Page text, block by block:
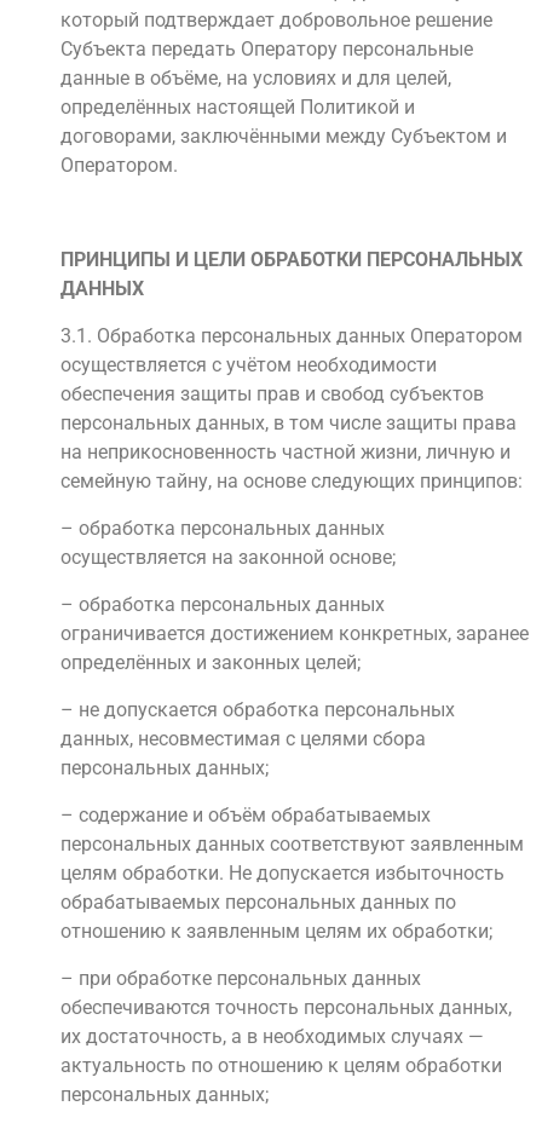
который подтверждает добровольное решение
Субъекта передать Оператору персональные
данные в объёме, на условиях и для целей,
определённых настоящей Политикой и
договорами, заключёнными между Субъектом и
Оператором.
ПРИНЦИПЫ И ЦЕЛИ ОБРАБОТКИ ПЕРСОНАЛЬНЫХ
ДАННЫХ
3.1. Обработка персональных данных Оператором
осуществляется с учётом необходимости
обеспечения защиты прав и свобод субъектов
персональных данных, в том числе защиты права
на неприкосновенность частной жизни, личную и
семейную тайну, на основе следующих принципов:
– обработка персональных данных
осуществляется на законной основе;
– обработка персональных данных
ограничивается достижением конкретных, заранее
определённых и законных целей;
– не допускается обработка персональных
данных, несовместимая с целями сбора
персональных данных;
– содержание и объём обрабатываемых
персональных данных соответствуют заявленным
целям обработки. Не допускается избыточность
обрабатываемых персональных данных по
отношению к заявленным целям их обработки;
– при обработке персональных данных
обеспечиваются точность персональных данных,
их достаточность, а в необходимых случаях —
актуальность по отношению к целям обработки
персональных данных;